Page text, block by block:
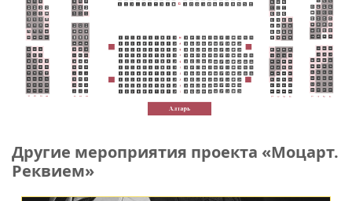
Другие мероприятия проекта «Моцарт.
Реквием»